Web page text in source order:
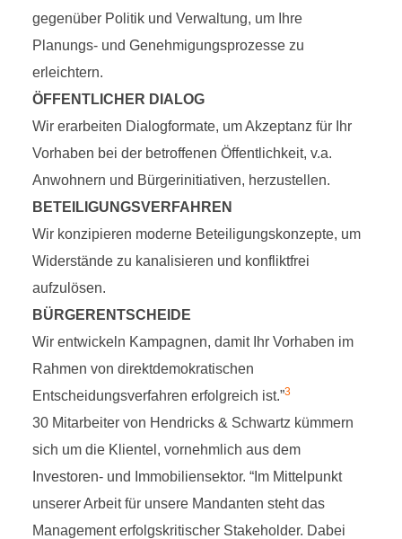
gegenüber Politik und Verwaltung, um Ihre
Planungs- und Genehmigungsprozesse zu
erleichtern.
ÖFFENTLICHER DIALOG
Wir erarbeiten Dialogformate, um Akzeptanz für Ihr
Vorhaben bei der betroffenen Öffentlichkeit, v.a.
Anwohnern und Bürgerinitiativen, herzustellen.
BETEILIGUNGSVERFAHREN
Wir konzipieren moderne Beteiligungskonzepte, um
Widerstände zu kanalisieren und konfliktfrei
aufzulösen.
BÜRGERENTSCHEIDE
Wir entwickeln Kampagnen, damit Ihr Vorhaben im
Rahmen von direktdemokratischen
Entscheidungsverfahren erfolgreich ist.”3
30 Mitarbeiter von Hendricks & Schwartz kümmern
sich um die Klientel, vornehmlich aus dem
Investoren- und Immobiliensektor. “Im Mittelpunkt
unserer Arbeit für unsere Mandanten steht das
Management erfolgskritischer Stakeholder. Dabei